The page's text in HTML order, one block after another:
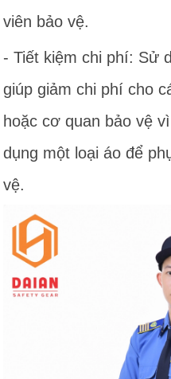
viên bảo vệ.
- Tiết kiệm chi phí: Sử
giúp giảm chi phí cho
hoặc cơ quan bảo vệ
dụng một loại áo để
vệ.